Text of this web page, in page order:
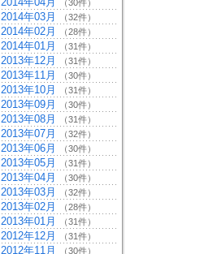
（30件）
2014年03月 （32件）
2014年02月 （28件）
2014年01月 （31件）
2013年12月 （31件）
2013年11月 （30件）
2013年10月 （31件）
2013年09月 （30件）
2013年08月 （31件）
2013年07月 （32件）
2013年06月 （30件）
2013年05月 （31件）
2013年04月 （30件）
2013年03月 （32件）
2013年02月 （28件）
2013年01月 （31件）
2012年12月 （31件）
2012年11月 （30件）